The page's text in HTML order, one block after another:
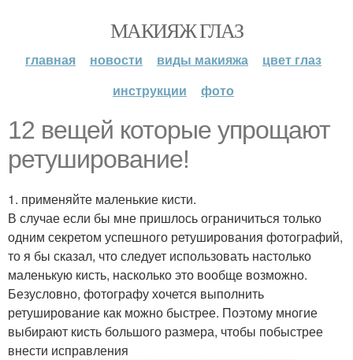
МАКИЯЖ ГЛАЗ
главная новости виды макияжа
цвет глаз
инструкции
фото
12 вещей которые упрощают
ретуширование!
1. применяйте маленькие кисти.
В случае если бы мне пришлось ограничиться только
одним секретом успешного ретуширования фотографий,
то я бы сказал, что следует использовать настолько
маленькую кисть, насколько это вообще возможно.
Безусловно, фотографу хочется выполнить
ретуширование как можно быстрее. Поэтому многие
выбирают кисть большого размера, чтобы побыстрее
внести исправления